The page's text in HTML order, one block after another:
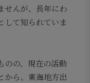
せんが、長年にわ
して知られていま
のの、現在の活動
から、東海地方出